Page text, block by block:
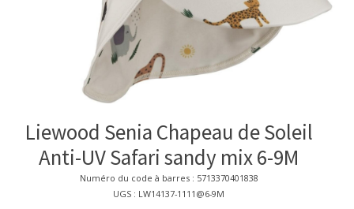
Liewood Senia Chapeau de Soleil
Anti-UV Safari sandy mix 6-9M
Numéro du code à barres : 5713370401838
UGS : LW14137-1111@6-9M